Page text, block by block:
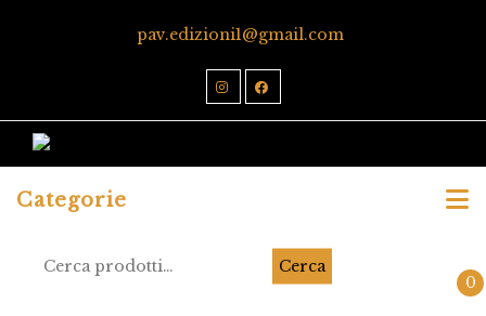
pav.edizioni1@gmail.com
Categorie
Cerca
0